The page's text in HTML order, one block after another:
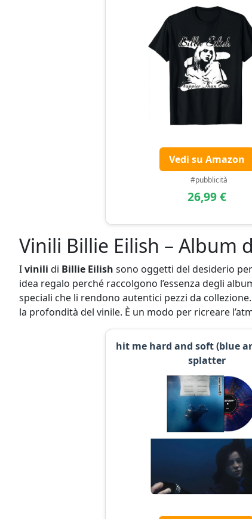
Vedi su Amazon
#pubblicità
26,99 €
Vinili Billie Eilish – Album
Ivinili di Billie Eilish sono oggetti del desiderio
idea regalo perché raccolgono l’essenza degli
speciali che li rendono autentici pezzi da
la profondità del vinile. È un modo per ricreare
hit me hard and soft (blue
splatter